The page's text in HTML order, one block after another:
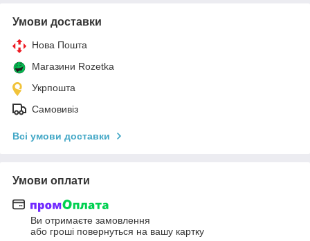
Умови доставки
Нова Пошта
Магазини Rozetka
Укрпошта
Самовивіз
Всі умови доставки
Умови оплати
Ви отримаєте замовлення
або гроші повернуться на вашу картку